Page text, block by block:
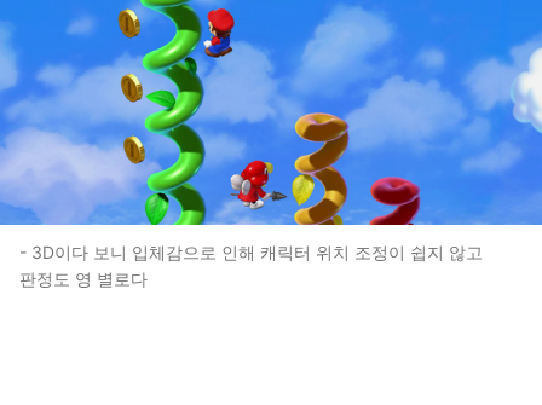
- 3D이다 보니 입체감으로 인해 캐릭터 위치 조정이 쉽지 않고
판정도 영 별로다